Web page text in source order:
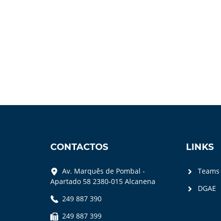
CONTACTOS
Av. Marquês de Pombal -
Apartado 58 2380-015 Alcanena
249 887 390
249 887 399
LINKS
Teams
DGAE